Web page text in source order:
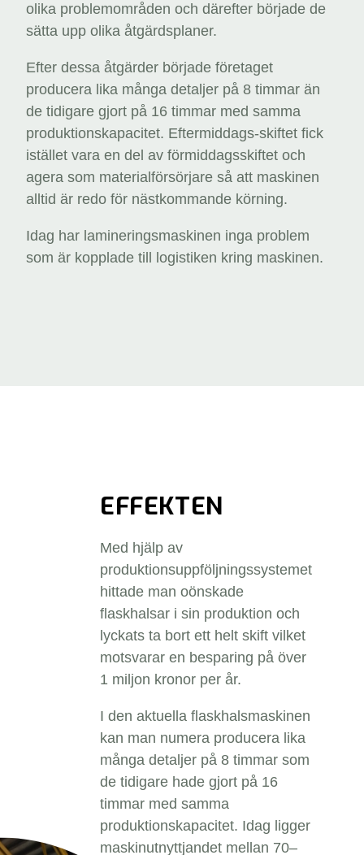
olika problemområden och därefter började de
sätta upp olika åtgärdsplaner.
Efter dessa åtgärder började företaget
producera lika många detaljer på 8 timmar än
de tidigare gjort på 16 timmar med samma
produktionskapacitet. Eftermiddags-skiftet fick
istället vara en del av förmiddagsskiftet och
agera som materialförsörjare så att maskinen
alltid är redo för nästkommande körning.
Idag har lamineringsmaskinen inga problem
som är kopplade till logistiken kring maskinen.
EFFEKTEN
Med hjälp av
produktionsuppföljningssystemet
hittade man oönskade
flaskhalsar i sin produktion och
lyckats ta bort ett helt skift vilket
motsvarar en besparing på över
1 miljon kronor per år.
I den aktuella flaskhalsmaskinen
kan man numera producera lika
många detaljer på 8 timmar som
de tidigare hade gjort på 16
timmar med samma
produktionskapacitet. Idag ligger
maskinutnyttjandet mellan 70–